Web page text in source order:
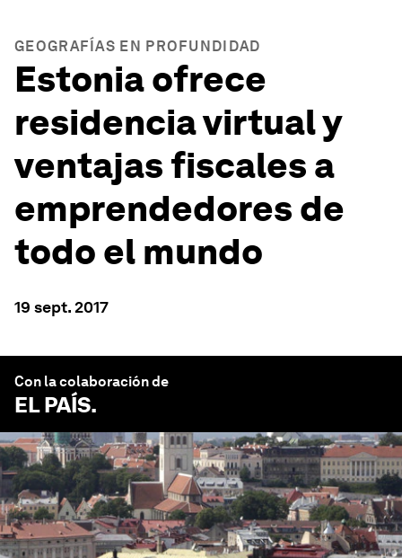
GEOGRAFÍAS EN PROFUNDIDAD
Estonia ofrece
residencia virtual y
ventajas fiscales a
emprendedores de
todo el mundo
19 sept. 2017
Con la colaboración de
EL PAÍS.